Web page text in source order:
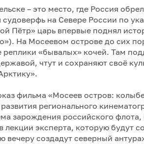
– это место, где Россия
судоверфь на Севере России по
Пётр» царь впервые поднял
На Мосеевом острове до сих
реплики «бывалых» кочей. Там
чтут и сохраняют своё
фильма «Мосеев остров:
регионального
зарождения российского
лекции эксперта, которую будут
вечеру создадут северный